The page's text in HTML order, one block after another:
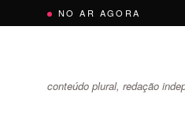
para
NO AR AGORA
conteúdo plural, redação